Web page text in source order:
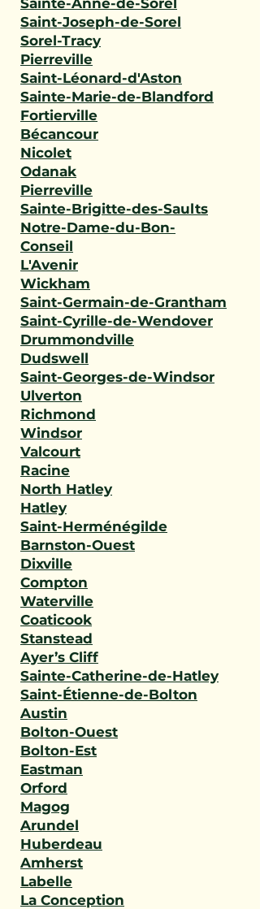
Sainte-Anne-de-Sorel
Saint-Joseph-de-Sorel
Sorel-Tracy
Pierreville
Saint-Léonard-d'Aston
Sainte-Marie-de-Blandford
Fortierville
Bécancour
Nicolet
Odanak
Pierreville
Sainte-Brigitte-des-Saults
Notre-Dame-du-Bon-
Conseil
L'Avenir
Wickham
Saint-Germain-de-Grantham
Saint-Cyrille-de-Wendover
Drummondville
Dudswell
Saint-Georges-de-Windsor
Ulverton
Richmond
Windsor
Valcourt
Racine
North Hatley
Hatley
Saint-Herménégilde
Barnston-Ouest
Dixville
Compton
Waterville
Coaticook
Stanstead
Ayer’s Cliff
Sainte-Catherine-de-Hatley
Saint-Étienne-de-Bolton
Austin
Bolton-Ouest
Bolton-Est
Eastman
Orford
Magog
Arundel
Huberdeau
Amherst
Labelle
La Conception